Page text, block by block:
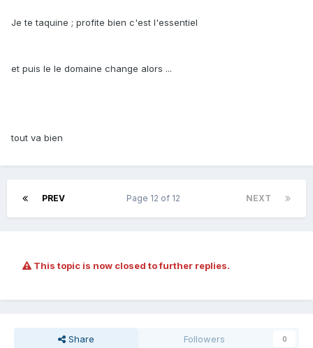
Je te taquine ; profite bien c'est l'essentiel
et puis le le domaine change alors ...
tout va bien
PREV NEXT
Page 12 of 12
This topic is now closed to further replies.
Share Followers 0